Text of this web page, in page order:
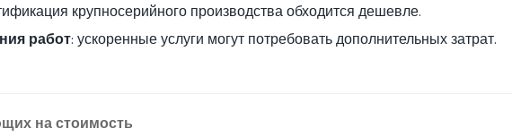
крупносерийного производства обходится дешевле.
работ: ускоренные услуги могут потребовать дополнительных затрат.
на стоимость